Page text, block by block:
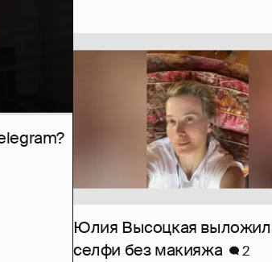
Юлия Высоцкая
селфи без макияжа
2